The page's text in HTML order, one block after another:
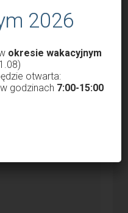
od 1 marca
3038
2026
okresie wakacyjnym
otwarta:
godzinach 7:00-15:00